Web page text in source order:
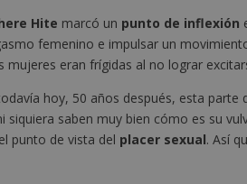
Hite marcó un punto de inflexión
femenino e impulsar un
mujeres eran frígidas al no lograr
hoy, 50 años después, esta
siquiera saben muy bien cómo es su
punto de vista del placer sexual. Así